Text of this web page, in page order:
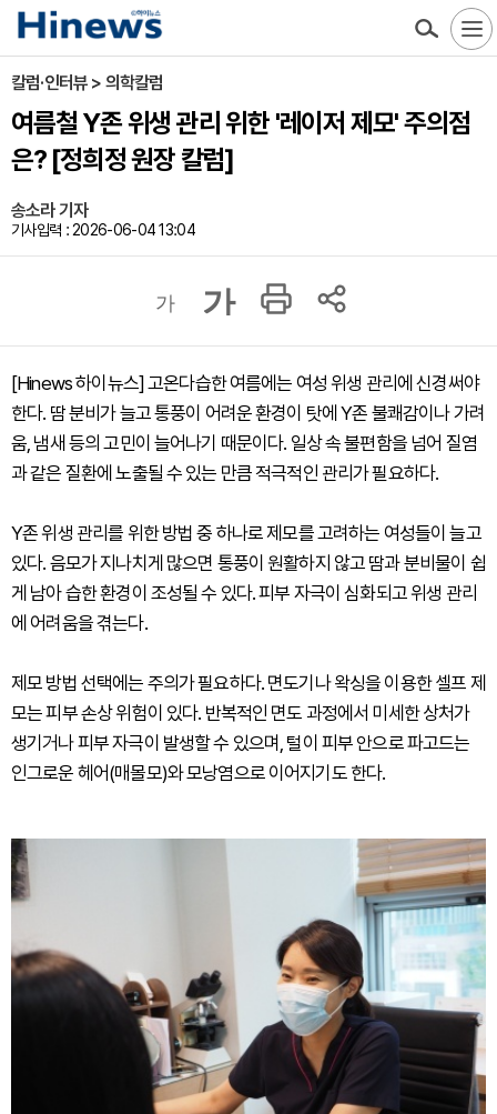
칼럼·인터뷰 > 의학칼럼
여름철 Y존 위생 관리 위한 '레이저 제모' 주의점
은? [정희정 원장 칼럼]
송소라 기자
기사입력 : 2026-06-04 13:04
가 가
[Hinews 하이뉴스] 고온다습한 여름에는 여성 위생 관리에 신경써야
한다. 땀 분비가 늘고 통풍이 어려운 환경이 탓에 Y존 불쾌감이나 가려
움, 냄새 등의 고민이 늘어나기 때문이다. 일상 속 불편함을 넘어 질염
과 같은 질환에 노출될 수 있는 만큼 적극적인 관리가 필요하다.
Y존 위생 관리를 위한 방법 중 하나로 제모를 고려하는 여성들이 늘고
있다. 음모가 지나치게 많으면 통풍이 원활하지 않고 땀과 분비물이 쉽
게 남아 습한 환경이 조성될 수 있다. 피부 자극이 심화되고 위생 관리
에 어려움을 겪는다.
제모 방법 선택에는 주의가 필요하다. 면도기나 왁싱을 이용한 셀프 제
모는 피부 손상 위험이 있다. 반복적인 면도 과정에서 미세한 상처가
생기거나 피부 자극이 발생할 수 있으며, 털이 피부 안으로 파고드는
인그로운 헤어(매몰모)와 모낭염으로 이어지기도 한다.